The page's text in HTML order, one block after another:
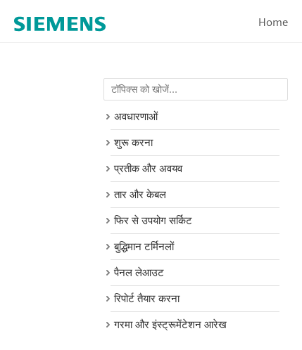
Home
अवधारणाओं
शुरू करना
प्रतीक और अवयव
तार और केबल
फिर से उपयोग सर्किट
बुद्धिमान टर्मिनलों
पैनल लेआउट
रिपोर्ट तैयार करना
गरमा और इंस्ट्रूमेंटेशन आरेख